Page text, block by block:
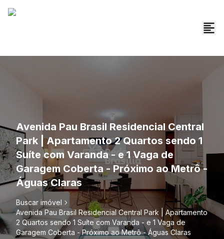
Avenida Pau Brasil Residencial Central
Park | Apartamento 2 Quartos sendo 1
Suíte com Varanda - e 1 Vaga de
Garagem Coberta - Próximo ao Metrô -
Águas Claras
Buscar imóvel
Avenida Pau Brasil Residencial Central Park | Apartamento
2 Quartos sendo 1 Suíte com Varanda - e 1 Vaga de
Garagem Coberta - Próximo ao Metrô - Águas Claras